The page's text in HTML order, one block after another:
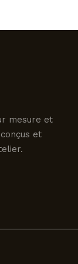
mesure et
et